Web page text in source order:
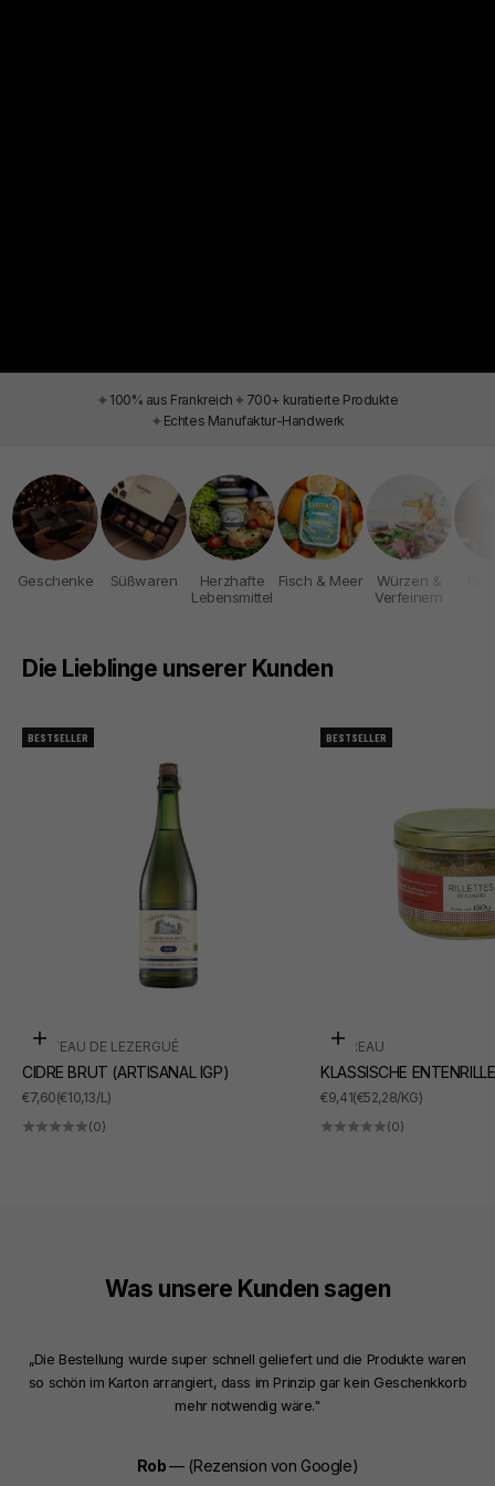
✦ 100% aus Frankreich ✦ 700+ kuratierte Produkte
✦ Echtes Manufaktur-Handwerk
Geschenke Süßwaren
Herzhafte
Lebensmittel
Fisch & Meer
Würzen &
Verfeinern
Die Lieblinge unserer Kunden
BESTSELLER
In den Warenkorb
CHÂTEAU DE LEZERGUÉ
CIDRE BRUT (ARTISANAL IGP)
ANGEBOT
€7,60(€10,13/L)
(0)
BESTSELLER
In den Warenkorb
SUDREAU
KLASSISCHE
ANGEBOT
€9,41(€52,28/KG)
(0)
Was unsere Kunden sagen
„Die Bestellung wurde super schnell geliefert und die Produkte waren
so schön im Karton arrangiert, dass im Prinzip gar kein Geschenkkorb
mehr notwendig wäre."
Rob— (Rezension von Google)